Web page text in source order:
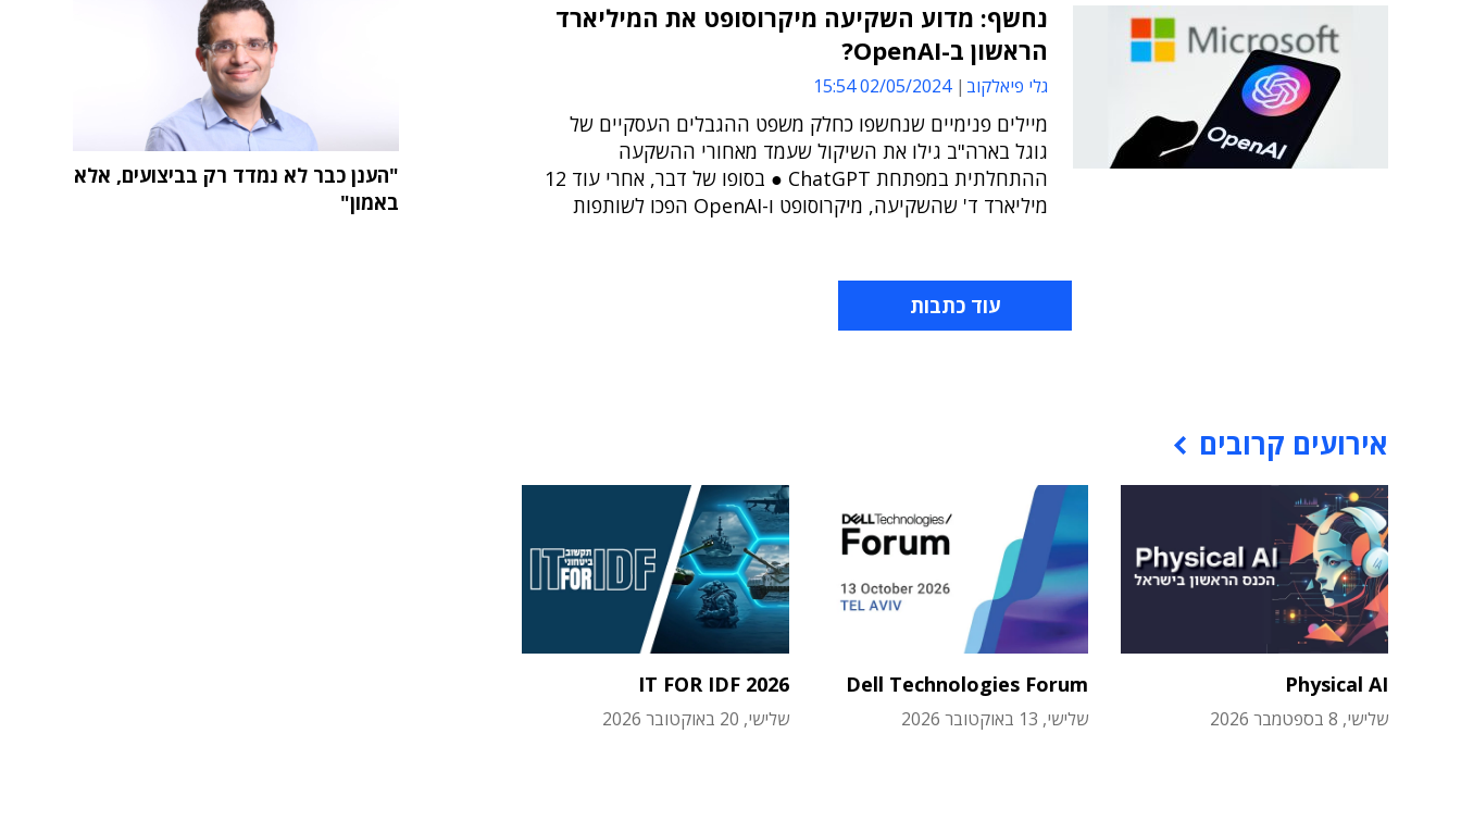
נחשף: מדוע השקיעה מיקרוסופט את המיליארד
הראשון ב-OpenAI?
גלי פיאלקוב 02/05/2024 15:54
מיילים פנימיים שנחשפו כחלק משפט ההגבלים העסקיים של
גוגל בארה"ב גילו את השיקול שעמד מאחורי ההשקעה
ההתחלתית במפתחת ChatGPT ● בסופו של דבר, אחרי עוד 12
מיליארד ד' שהשקיעה, מיקרוסופט ו-OpenAI הפכו לשותפות
עוד כתבות
אירועים קרובים
Physical AI
שלישי, 8 בספטמבר 2026
Dell Technologies Forum
שלישי, 13 באוקטובר 2026
IT FOR IDF 2026
שלישי, 20 באוקטובר 2026
"הענן כבר לא נמדד רק בביצועים, אלא
באמון"